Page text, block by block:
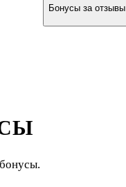
Бонусы за отзывы